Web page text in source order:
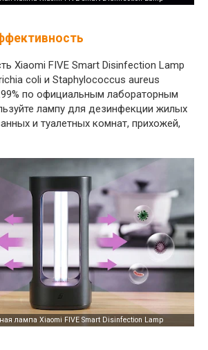
Xiaomi FIVE Smart Disinfection Lamp
coli и Staphylococcus aureus
по официальным лабораторным
лампу для дезинфекции жилых
и туалетных комнат, прихожей,